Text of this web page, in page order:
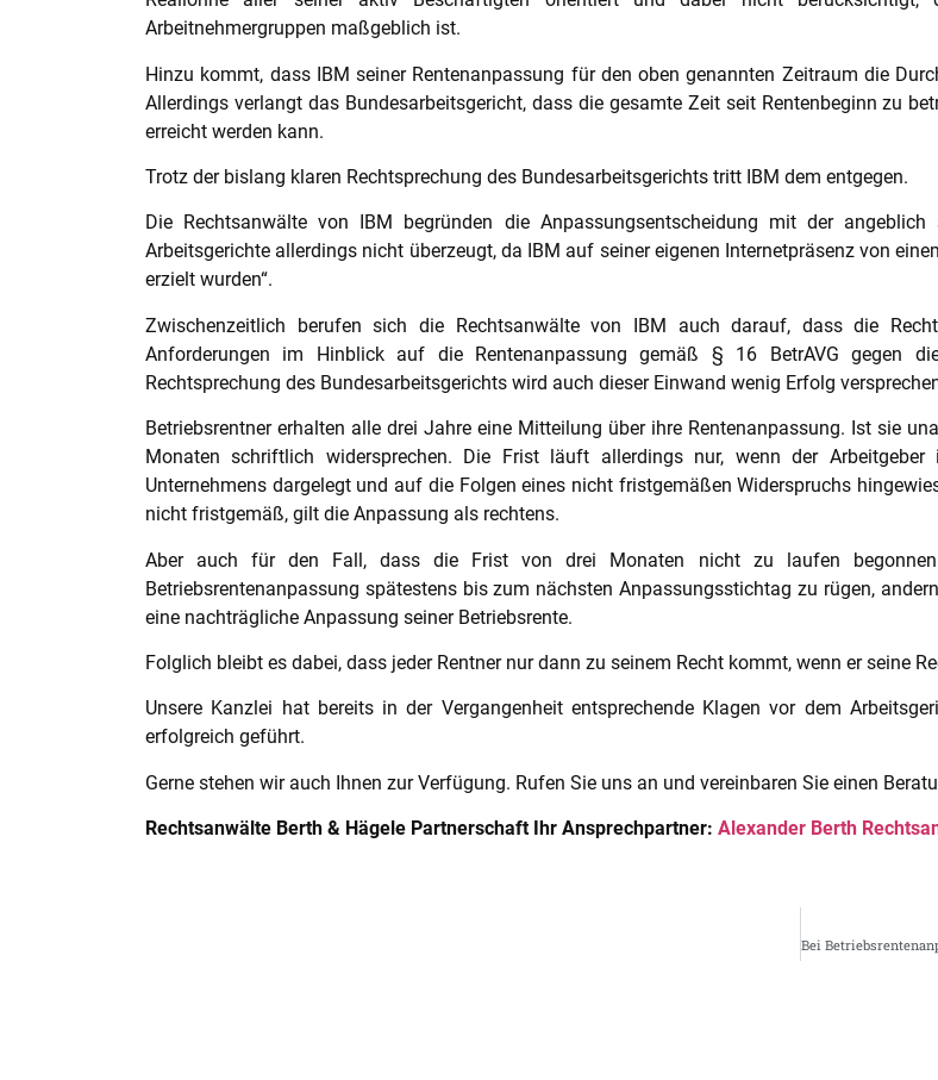
Arbeitnehmergruppen maßgeblich ist.
Hinzu kommt, dass IBM seiner Rentenanpassung für den oben genannten Zeitraum die
Allerdings verlangt das Bundesarbeitsgericht, dass die gesamte Zeit seit Rentenbeginn zu
erreicht werden kann.
Trotz der bislang klaren Rechtsprechung des Bundesarbeitsgerichts tritt IBM dem entgegen.
Die Rechtsanwälte von IBM begründen die Anpassungsentscheidung mit der
Arbeitsgerichte allerdings nicht überzeugt, da IBM auf seiner eigenen Internetpräsenz von
erzielt wurden“.
Zwischenzeitlich berufen sich die Rechtsanwälte von IBM auch darauf, dass die
Anforderungen im Hinblick auf die Rentenanpassung gemäß § 16 BetrAVG gegen
Rechtsprechung des Bundesarbeitsgerichts wird auch dieser Einwand wenig Erfolg
Betriebsrentner erhalten alle drei Jahre eine Mitteilung über ihre Rentenanpassung. Ist sie
Monaten schriftlich widersprechen. Die Frist läuft allerdings nur, wenn der
Unternehmens dargelegt und auf die Folgen eines nicht fristgemäßen Widerspruchs
nicht fristgemäß, gilt die Anpassung als rechtens.
Aber auch für den Fall, dass die Frist von drei Monaten nicht zu laufen begonnen
Betriebsrentenanpassung spätestens bis zum nächsten Anpassungsstichtag zu rügen,
eine nachträgliche Anpassung seiner Betriebsrente.
Folglich bleibt es dabei, dass jeder Rentner nur dann zu seinem Recht kommt, wenn er seine
Unsere Kanzlei hat bereits in der Vergangenheit entsprechende Klagen vor dem
erfolgreich geführt.
Gerne stehen wir auch Ihnen zur Verfügung. Rufen Sie uns an und vereinbaren Sie einen
Rechtsanwälte Berth & Hägele Partnerschaft Ihr Ansprechpartner: Alexander Berth